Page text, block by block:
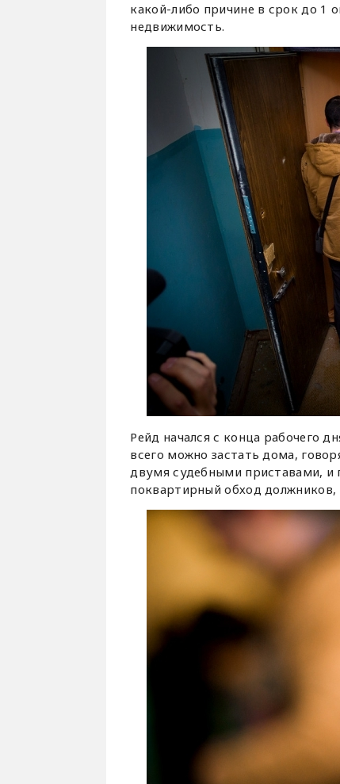
какой-либо причине в срок до 1
недвижимость.
Рейд начался с конца рабочего
всего можно застать дома,
двумя судебными приставами,
поквартирный обход должников,